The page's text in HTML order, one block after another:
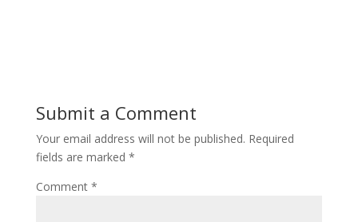
Submit a Comment
Your email address will not be published. Required
fields are marked *
Comment *